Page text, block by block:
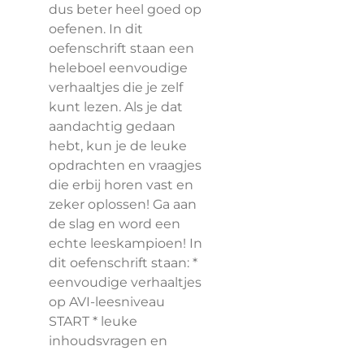
dus beter heel goed op
oefenen. In dit
oefenschrift staan een
heleboel eenvoudige
verhaaltjes die je zelf
kunt lezen. Als je dat
aandachtig gedaan
hebt, kun je de leuke
opdrachten en vraagjes
die erbij horen vast en
zeker oplossen! Ga aan
de slag en word een
echte leeskampioen! In
dit oefenschrift staan: *
eenvoudige verhaaltjes
op AVI-leesniveau
START * leuke
inhoudsvragen en